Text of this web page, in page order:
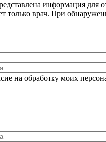
информация для
только врач. При
на обработку моих